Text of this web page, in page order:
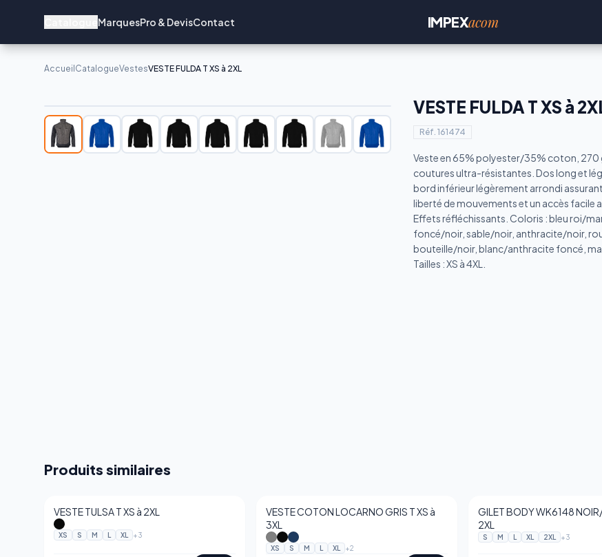
MarquesPro & DevisContact IMPEXacom
Accueil CatalogueVestesVESTE FULDA T XS à 2XL
VESTE FULDA T XS à
Réf. 161474
Veste en 65% polyester/35% coton, 270
coutures ultra-résistantes. Dos long et
bord inférieur légèrement arrondi
liberté de mouvements et un accès facile
Effets réfléchissants. Coloris : bleu roi/
foncé/noir, sable/noir, anthracite/noir,
bouteille/noir, blanc/anthracite foncé,
Tailles : XS à 4XL.
Produits similaires
VESTE TULSA T XS à 2XL
XS S M L XL +3
VESTE COTON LOCARNO GRIS T XS à
3XL
XS S M L XL +2
GILET BODY WK6148
2XL
S M L XL 2XL +3